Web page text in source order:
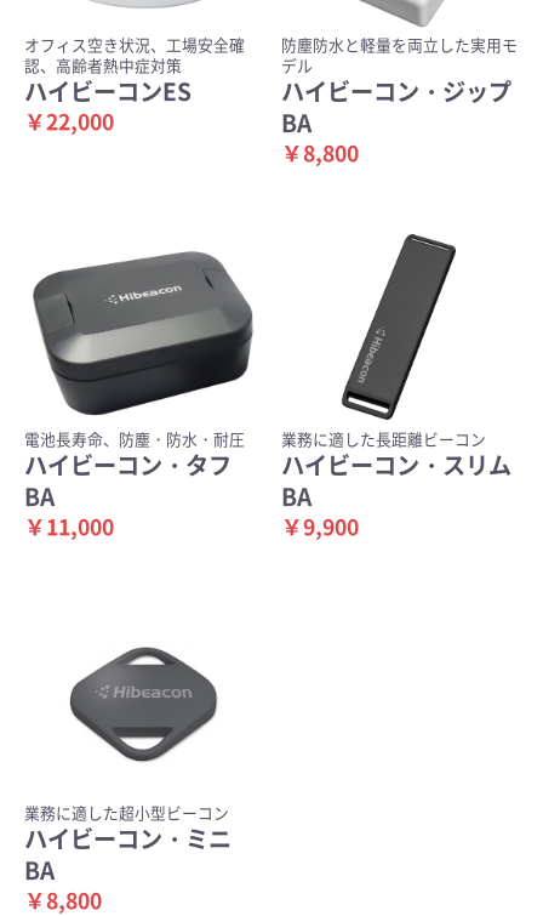
オフィス空き状況、工場安全確
認、高齢者熱中症対策
ハイビーコンES
￥22,000
防塵防水と軽量を両立した実用モ
デル
ハイビーコン・ジップ
BA
￥8,800
電池長寿命、防塵・防水・耐圧
ハイビーコン・タフ
BA
￥11,000
業務に適した長距離ビーコン
ハイビーコン・スリム
BA
￥9,900
業務に適した超小型ビーコン
ハイビーコン・ミニ
BA
￥8,800